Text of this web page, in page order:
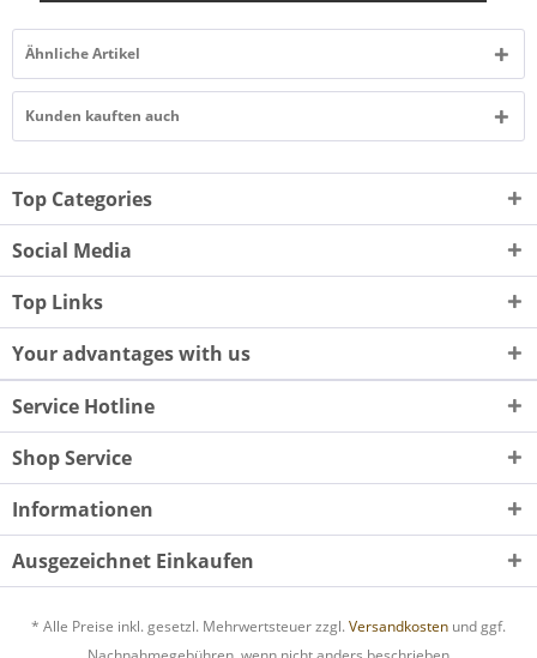
Ähnliche Artikel
Kunden kauften auch
Top Categories
Social Media
Top Links
Your advantages with us
Service Hotline
Shop Service
Informationen
Ausgezeichnet Einkaufen
* Alle Preise inkl. gesetzl. Mehrwertsteuer zzgl. Versandkosten und ggf.